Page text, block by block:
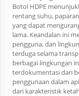
Botol HDPE
rentang suhu,
yang dapat
lama. Keandalan ini
pengguna, dan
terduga selama
berbagai lingkungan
terdokumentasi dari
penggunaan dalam
dari karakteristik